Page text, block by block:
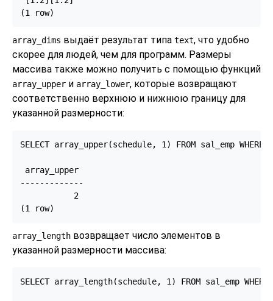
(1 row)
array_dims выдаёт результат типа text, что удобно
скорее для людей, чем для программ. Размеры
массива также можно получить с помощью функций
array_upper и array_lower, которые возвращают
соответственно верхнюю и нижнюю границу для
указанной размерности:
SELECT array_upper(schedule, 1) FROM sal_emp
array_upper
-------------
           2
(1 row)
array_length возвращает число элементов в
указанной размерности массива:
SELECT array_length(schedule, 1) FROM sal_emp